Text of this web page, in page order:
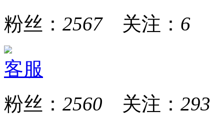
粉丝： 2567关注： 6
客服
粉丝： 2560 关注： 293